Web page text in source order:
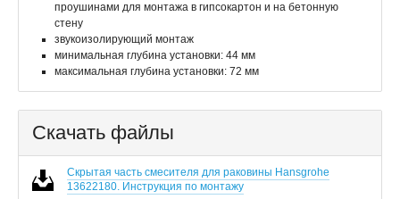
проушинами для монтажа в гипсокартон и на бетонную
стену
звукоизолирующий монтаж
минимальная глубина установки: 44 мм
максимальная глубина установки: 72 мм
Скачать файлы
Скрытая часть смесителя для раковины Hansgrohe
13622180. Инструкция по монтажу